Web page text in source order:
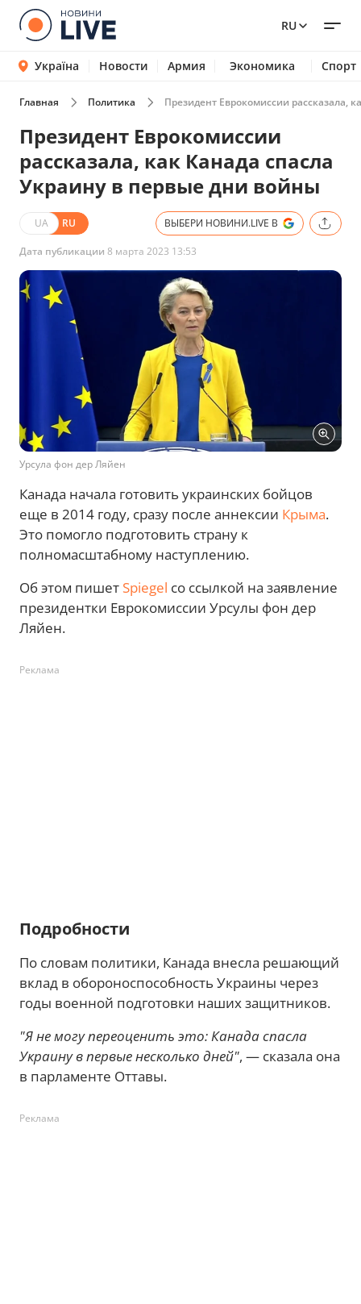
RU
Україна Новости Армия Экономика Спорт
Главная Политика Президент Еврокомиссии рассказала,
Президент Еврокомиссии
рассказала, как Канада спасла
Украину в первые дни войны
UA RU ВЫБЕРИ НОВИНИ.LIVE В
Дата публикации 8 марта 2023 13:53
Урсула фон дер Ляйен
Канада начала готовить украинских бойцов
еще в 2014 году, сразу после аннексии Крыма.
Это помогло подготовить страну к
полномасштабному наступлению.
Об этом пишет Spiegel со ссылкой на заявление
президентки Еврокомиссии Урсулы фон дер
Ляйен.
Реклама
Подробности
По словам политики, Канада внесла решающий
вклад в обороноспособность Украины через
годы военной подготовки наших защитников.
"Я не могу переоценить это: Канада спасла
Украину в первые несколько дней", — сказала она
в парламенте Оттавы.
Реклама